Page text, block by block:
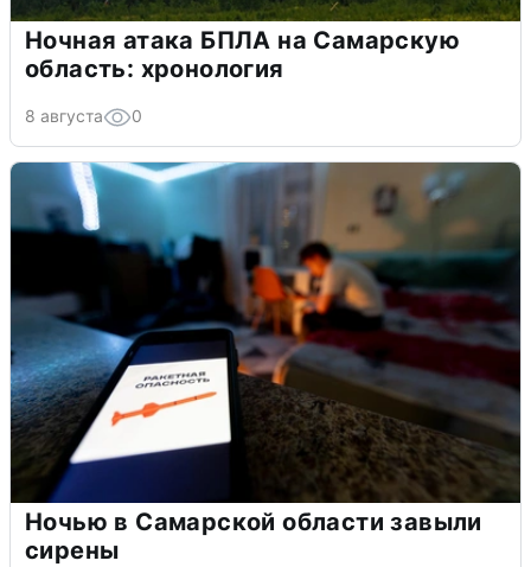
Ночная атака БПЛА на Самарскую
область: хронология
8 августа 0
Ночью в Самарской области завыли
сирены